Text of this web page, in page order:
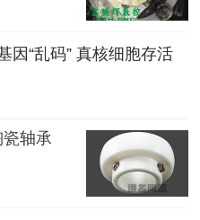
因“乱码” 真核细胞存活
轴承